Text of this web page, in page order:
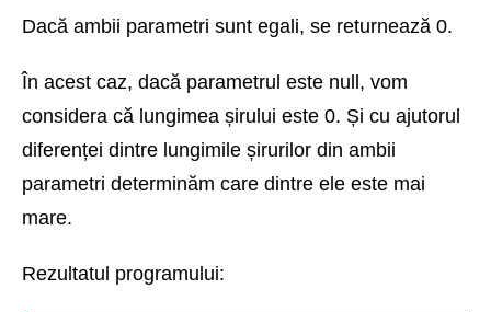
Dacă ambii parametri sunt egali, se returnează 0.
În acest caz, dacă parametrul este null, vom
considera că lungimea șirului este 0. Și cu ajutorul
diferenței dintre lungimile șirurilor din ambii
parametri determinăm care dintre ele este mai
mare.
Rezultatul programului: